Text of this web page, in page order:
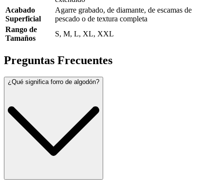
Acabado
Superficial
Agarre grabado, de diamante, de escamas de
pescado o de textura completa
Rango de
Tamaños
S, M, L, XL, XXL
Preguntas Frecuentes
¿Qué significa forro de algodón?